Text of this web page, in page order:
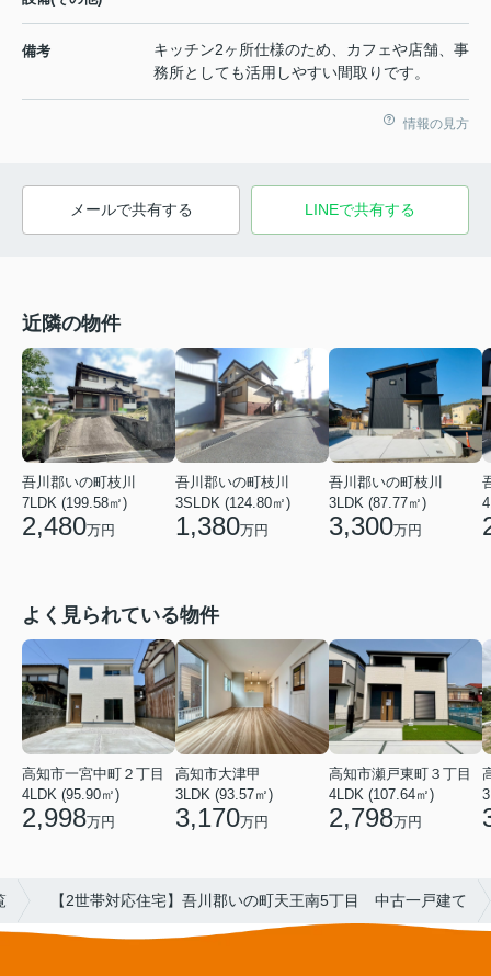
備考
キッチン2ヶ所仕様のため、カフェや店舗、事
務所としても活用しやすい間取りです。
情報の見方
メールで共有する LINEで共有する
近隣の物件
吾川郡いの町枝川
7LDK (199.58㎡)
2,480万円
吾川郡いの町枝川
3SLDK (124.80㎡)
1,380万円
吾川郡いの町枝川
3LDK (87.77㎡)
3,300万円
よく見られている物件
高知市一宮中町２丁目
4LDK (95.90㎡)
2,998万円
高知市大津甲
3LDK (93.57㎡)
3,170万円
高知市瀬戸東町３丁目
4LDK (107.64㎡)
2,798万円
【2世帯対応住宅】吾川郡いの町天王南5丁目 中古一戸建て